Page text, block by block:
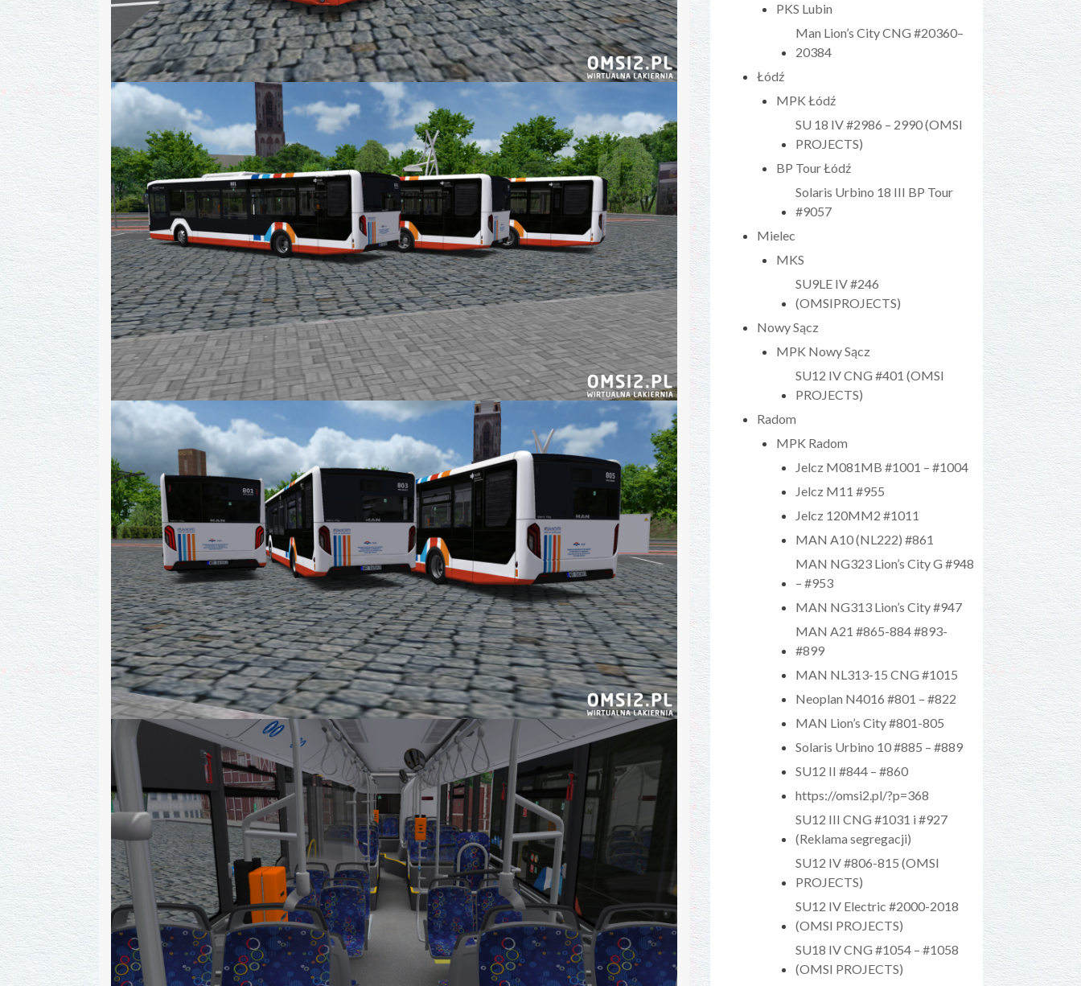
PKS Lubin
Man Lion’s City CNG #20360–
20384
Łódź
MPK Łódź
SU 18 IV #2986 – 2990 (OMSI
PROJECTS)
BP Tour Łódź
Solaris Urbino 18 III BP Tour
#9057
Mielec
MKS
SU9LE IV #246
(OMSIPROJECTS)
Nowy Sącz
MPK Nowy Sącz
SU12 IV CNG #401 (OMSI
PROJECTS)
Radom
MPK Radom
Jelcz M081MB #1001 – #1004
Jelcz M11 #955
Jelcz 120MM2 #1011
MAN A10 (NL222) #861
MAN NG323 Lion’s City G #948
– #953
MAN NG313 Lion’s City #947
MAN A21 #865-884 #893-
#899
MAN NL313-15 CNG #1015
Neoplan N4016 #801 – #822
MAN Lion’s City #801-805
Solaris Urbino 10 #885 – #889
SU12 II #844 – #860
https://omsi2.pl/?p=368
SU12 III CNG #1031 i #927
(Reklama segregacji)
SU12 IV #806-815 (OMSI
PROJECTS)
SU12 IV Electric #2000-2018
(OMSI PROJECTS)
SU18 IV CNG #1054 – #1058
(OMSI PROJECTS)